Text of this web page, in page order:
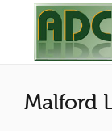
Malford